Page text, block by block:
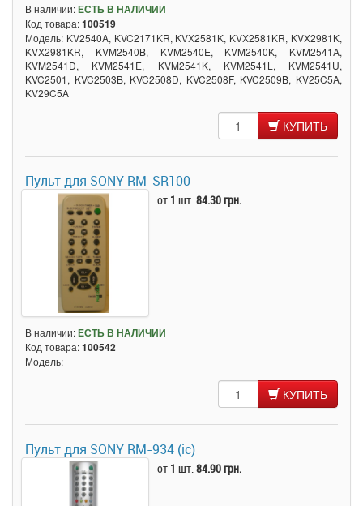
В наличии:ЕСТЬ В НАЛИЧИИ
Код товара:100519
Модель: KV2540A, KVC2171KR, KVХ2581K, KVХ2581KR, KVX2981K,
KVX2981KR, KVM2540B, KVM2540E, KVM2540K, KVM2541A,
KVM2541D, KVM2541E, KVM2541K, KVM2541L, KVM2541U,
KVC2501, KVC2503B, KVC2508D, KVC2508F, KVC2509B, KV25C5A,
KV29C5A
КУПИТЬ
Пульт для SONY RM-SR100
от 1 шт.84.30 грн.
В наличии:ЕСТЬ В НАЛИЧИИ
Код товара:100542
Модель:
КУПИТЬ
Пульт для SONY RM-934 (ic)
от 1 шт.84.90 грн.